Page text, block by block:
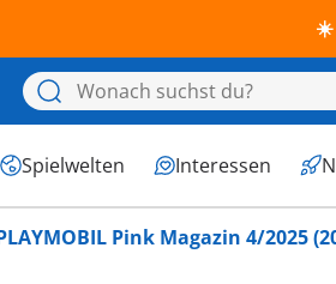
☀️
Spielwelten Interessen
Pink Magazin 4/2025